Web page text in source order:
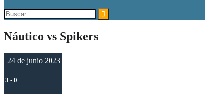
Buscar:
Náutico vs Spikers
24 de junio 2023
3 - 0